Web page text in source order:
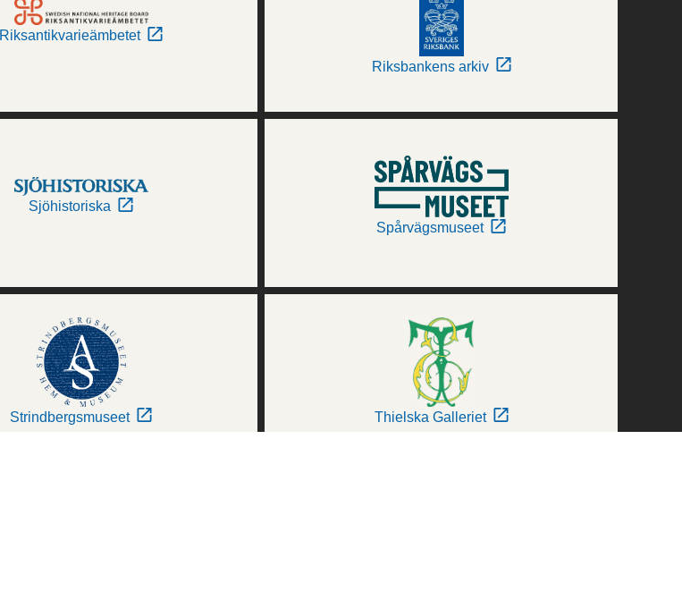
Riksantikvarieämbetet
Riksbankens arkiv
Sjöhistoriska
Spårvägsmuseet
Strindbergsmuseet Thielska Galleriet